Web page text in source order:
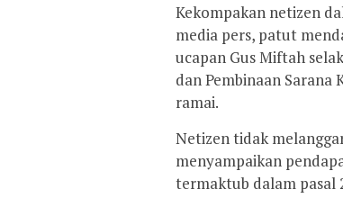
Kekompakan netizen
media pers, patut
ucapan Gus Miftah
dan Pembinaan
ramai.
Netizen tidak
menyampaikan
termaktub dalam pasal